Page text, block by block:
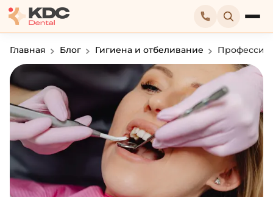
Главная Блог Гигиена и отбеливание